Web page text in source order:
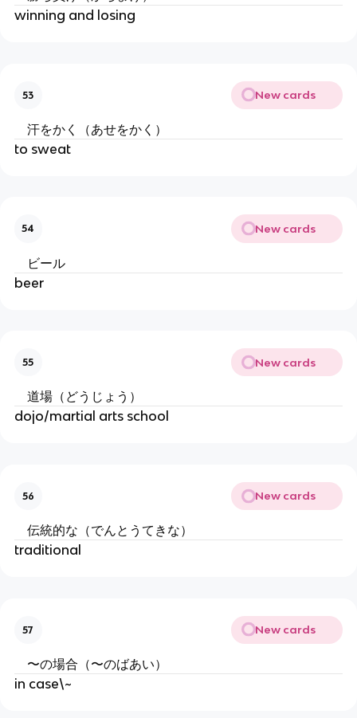
winning and losing
53 New cards
汗をかく（あせをかく）
to sweat
54 New cards
ビール
beer
55 New cards
道場（どうじょう）
dojo/martial arts school
56 New cards
伝統的な（でんとうてきな）
traditional
57 New cards
〜の場合（〜のばあい）
in case\~